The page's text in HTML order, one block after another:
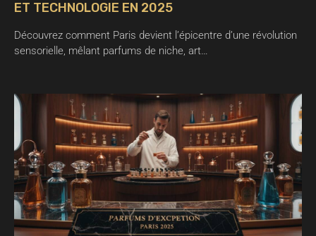
ET TECHNOLOGIE EN 2025
Découvrez comment Paris devient l’épicentre d’une révolution
sensorielle, mêlant parfums de niche, art…